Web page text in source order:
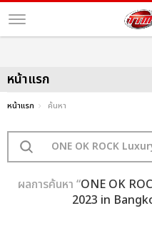
หน้าแรก
หน้าแรก ค้นหา
ผลการค้นหา “ONE OK
2023 in